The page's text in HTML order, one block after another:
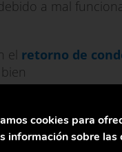
a mal
el retorno de
de
necesario
cookies para
información sobre